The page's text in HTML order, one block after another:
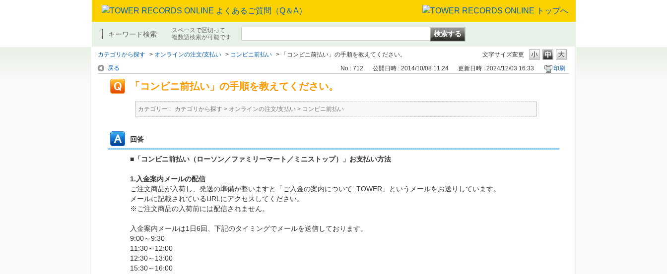
キーワード検索
スペースで区切って
複数語検索が可能です
文字サイズ変更
カテゴリから探す > オンラインの注文/支払い > コンビニ前払い >
「コンビニ前払い」の手順を教えてください。
戻る
No : 712 公開日時 : 2014/10/08 11:24 更新日時 : 2024/12/03 16:33 印刷
「コンビニ前払い」の手順を教えてください。
カテゴリー : カテゴリから探す > オンラインの注文/支払い > コンビニ前払い
回答
■「コンビニ前払い（ローソン／ファミリーマート／ミニストップ）」お支払い方法
1.入金案内メールの配信
ご注文商品が入荷し、発送の準備が整いますと「ご入金の案内について :TOWER」というメールをお送りしています。
メールに記載されているURLにアクセスしてください。
※ご注文商品の入荷前には配信されません。
入金案内メールは1日6回、下記のタイミングでメールを送信しております。
9:00～9:30
11:30～12:00
12:30～13:00
15:30～16:00